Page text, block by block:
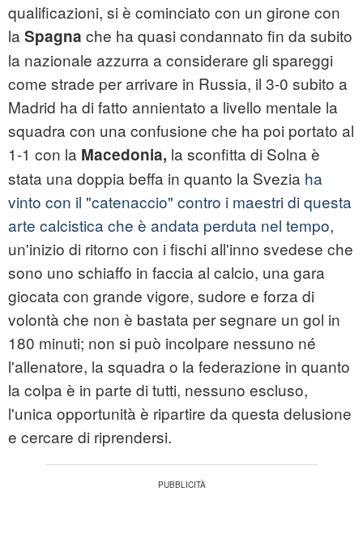
qualificazioni, si è cominciato con un girone con
la Spagna che ha quasi condannato fin da subito
la nazionale azzurra a considerare gli spareggi
come strade per arrivare in Russia, il 3-0 subito a
Madrid ha di fatto annientato a livello mentale la
squadra con una confusione che ha poi portato al
1-1 con la Macedonia, la sconfitta di Solna è
stata una doppia beffa in quanto la Svezia ha
vinto con il "catenaccio" contro i maestri di questa
arte calcistica che è andata perduta nel tempo,
un'inizio di ritorno con i fischi all'inno svedese che
sono uno schiaffo in faccia al calcio, una gara
giocata con grande vigore, sudore e forza di
volontà che non è bastata per segnare un gol in
180 minuti; non si può incolpare nessuno né
l'allenatore, la squadra o la federazione in quanto
la colpa è in parte di tutti, nessuno escluso,
l'unica opportunità è ripartire da questa delusione
e cercare di riprendersi.